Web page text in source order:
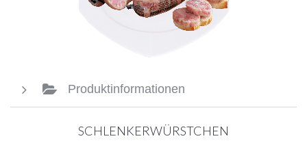
Produktinformationen
SCHLENKERWÜRSTCHEN